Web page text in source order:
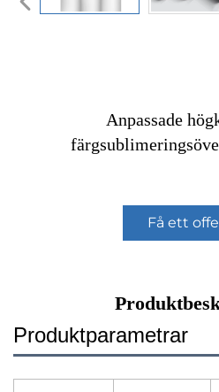
Anpassade
Få ett
Produktparametrar